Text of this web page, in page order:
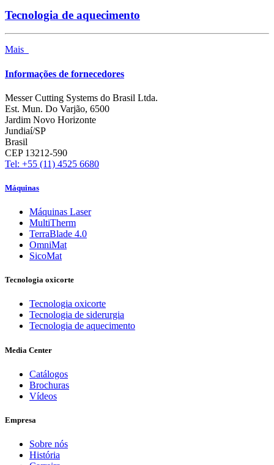
Tecnologia de aquecimento
Mais
Informações de fornecedores
Messer Cutting Systems do Brasil Ltda.
Est. Mun. Do Varjão, 6500
Jardim Novo Horizonte
Jundiaí/SP
Brasil
CEP 13212-590
Tel: +55 (11) 4525 6680
Máquinas
Máquinas Laser
MultiTherm
TerraBlade 4.0
OmniMat
SicoMat
Tecnologia oxicorte
Tecnologia oxicorte
Tecnologia de siderurgia
Tecnologia de aquecimento
Media Center
Catálogos
Brochuras
Vídeos
Empresa
Sobre nós
História